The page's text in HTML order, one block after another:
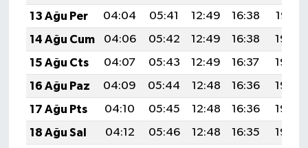
13 Ağu Per
04:04 05:41 12:49 16:38
19:47
14 Ağu Cum
04:06 05:42 12:49 16:38
19:46
15 Ağu Cts
04:07 05:43 12:49 16:37
19:44
16 Ağu Paz
04:09 05:44 12:48 16:36
19:43
17 Ağu Pts
04:10 05:45 12:48 16:36
19:42
18 Ağu Sal
04:12 05:46 12:48 16:35
19:40